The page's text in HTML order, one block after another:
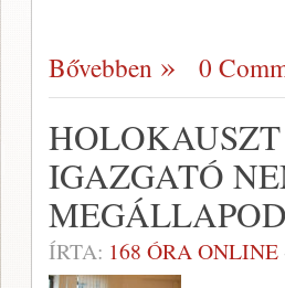
Bővebben 0
IGAZGATÓ
ÍRTA: 168 ÓRA ONLINE